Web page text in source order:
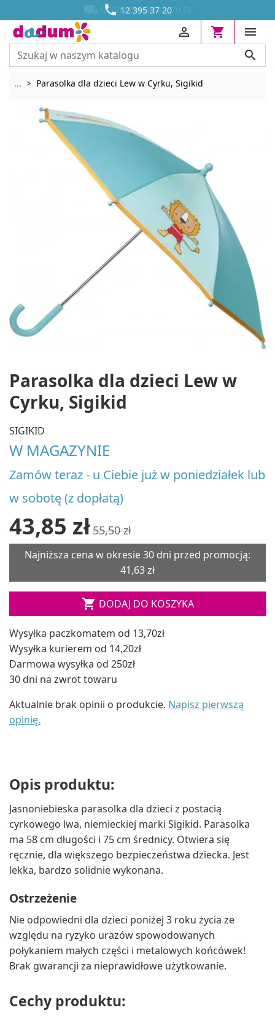
 12 395 37 20
 DOSTAWA OD 13,70 ZŁ






... Rozwiń breadcrumbs
Parasolka dla dzieci Lew w Cyrku, Sigikid
Parasolka dla dzieci Lew w
Cyrku, Sigikid
SIGIKID
W MAGAZYNIE
Zamów teraz - u Ciebie już w poniedziałek lub
w sobotę (z dopłatą)
43,85 zł55,50 zł
Najniższa cena w okresie 30 dni przed promocją:
41,63 zł
 DODAJ DO KOSZYKA
Wysyłka paczkomatem od 13,70zł
Wysyłka kurierem od 14,20zł
Darmowa wysyłka od 250zł
30 dni na zwrot towaru
Aktualnie brak opinii o produkcie. Napisz pierwszą
opinię.
Opis produktu:
Jasnoniebieska parasolka dla dzieci z postacią
cyrkowego lwa, niemieckiej marki Sigikid. Parasolka
ma 58 cm długości i 75 cm średnicy. Otwiera się
ręcznie, dla większego bezpieczeństwa dziecka. Jest
lekka, bardzo solidnie wykonana.
Ostrzeżenie
Nie odpowiedni dla dzieci poniżej 3 roku życia ze
względu na ryzyko urazów spowodowanych
połykaniem małych części i metalowych końcówek!
Brak gwarancji za nieprawidłowe użytkowanie.
Cechy produktu: